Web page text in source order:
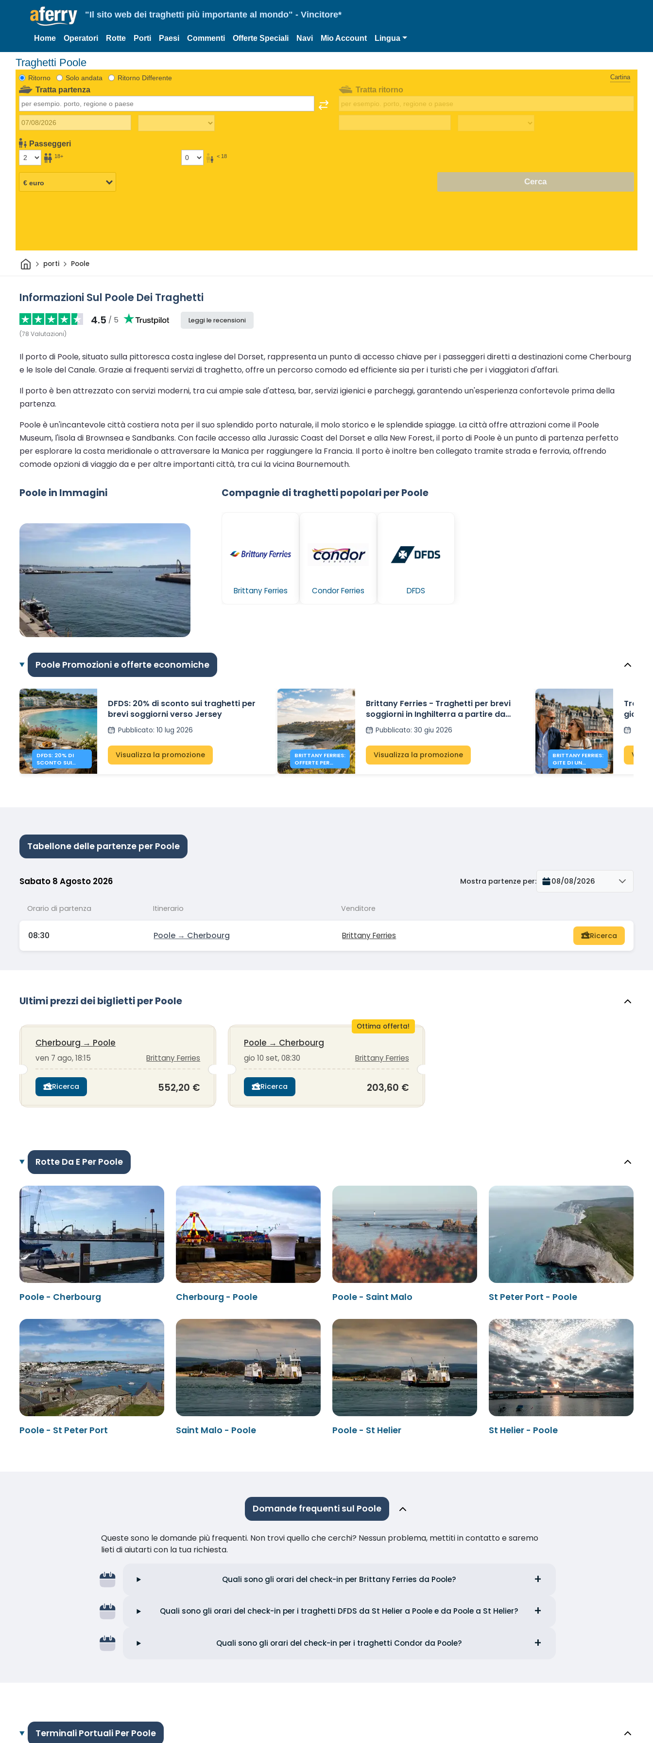
"Il sito web dei traghetti più importante al mondo" - Vincitore*
Home Operatori Rotte Porti Paesi Commenti Offerte Speciali Navi Mio Account Lingua
Traghetti Poole
Ritorno Solo andata Ritorno Differente Cartina
Tratta partenza
Passeggeri
18+ < 18
Tratta ritorno
Cerca
Casaporti Poole
Informazioni Sul Poole Dei Traghetti
4.5 / 5
(78 Valutazioni)
Leggi le recensioni
Il porto di Poole, situato sulla pittoresca costa inglese del Dorset, rappresenta un punto di accesso chiave per i passeggeri diretti a destinazioni come Cherbourg
e le Isole del Canale. Grazie ai frequenti servizi di traghetto, offre un percorso comodo ed efficiente sia per i turisti che per i viaggiatori d'affari.
Il porto è ben attrezzato con servizi moderni, tra cui ampie sale d'attesa, bar, servizi igienici e parcheggi, garantendo un'esperienza confortevole prima della
partenza.
Poole è un'incantevole città costiera nota per il suo splendido porto naturale, il molo storico e le splendide spiagge. La città offre attrazioni come il Poole
Museum, l'isola di Brownsea e Sandbanks. Con facile accesso alla Jurassic Coast del Dorset e alla New Forest, il porto di Poole è un punto di partenza perfetto
per esplorare la costa meridionale o attraversare la Manica per raggiungere la Francia. Il porto è inoltre ben collegato tramite strada e ferrovia, offrendo
comode opzioni di viaggio da e per altre importanti città, tra cui la vicina Bournemouth.
Poole in Immagini Compagnie di traghetti popolari per Poole
Brittany Ferries Condor Ferries DFDS
Poole Promozioni e offerte economiche
DFDS: 20% DI
SCONTO SUI
BREVI SOGGIORNI
DFDS: 20% di sconto sui traghetti per
brevi soggiorni verso Jersey
Pubblicato: 10 lug 2026
Visualizza la promozione
BRITTANY FERRIES:
OFFERTE PER
L’INGHILTERRA DA
Brittany Ferries - Traghetti per brevi
soggiorni in Inghilterra a partire da
200€
Pubblicato:30 giu 2026
Visualizza la promozione
BRITTANY FERRIES:
GITE DI UN
GIORNO IN
giorno
Tabellone delle partenze per Poole
Sabato 8 Agosto 2026 Mostra partenze per: 08/08/2026
Orario di partenza Itinerario Venditore
08:30 Poole → Cherbourg Brittany Ferries Ricerca
Ultimi prezzi dei biglietti per Poole
Cherbourg → Poole
ven 7 ago, 18:15 Brittany Ferries
Ricerca 552,20 €
Ottima offerta!
Poole → Cherbourg
gio 10 set, 08:30 Brittany Ferries
Ricerca 203,60 €
Rotte Da E Per Poole
Poole - Cherbourg Cherbourg - Poole Poole - Saint Malo St Peter Port - Poole
Poole - St Peter Port Saint Malo - Poole Poole - St Helier St Helier - Poole
Domande frequenti sul Poole
Queste sono le domande più frequenti. Non trovi quello che cerchi? Nessun problema, mettiti in contatto e saremo
lieti di aiutarti con la tua richiesta.
Quali sono gli orari del check-in per Brittany Ferries da Poole?
Quali sono gli orari del check-in per i traghetti DFDS da St Helier a Poole e da Poole a St Helier?
Quali sono gli orari del check-in per i traghetti Condor da Poole?
Terminali Portuali Per Poole